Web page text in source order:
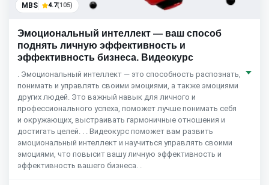
MBS 4.7(105)
Эмоциональный интеллект — ваш способ
поднять личную эффективность и
эффективность бизнеса. Видеокурс
. Эмоциональный интеллект — это способность распознать,
понимать и управлять своими эмоциями, а также эмоциями
других людей. Это важный навык для личного и
профессионального успеха, поможет лучше понимать себя
и окружающих, выстраивать гармоничные отношения и
достигать целей. . . Видеокурс поможет вам развить
эмоциональный интеллект и научиться управлять своими
эмоциями, что повысит вашу личную эффективность и
эффективность вашего бизнеса. .